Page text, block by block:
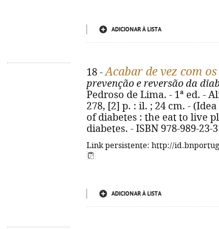
ADICIONAR À LISTA
18 -Acabar de vez com
prevenção e reversão da
Pedroso de Lima. - 1ª ed. -
278, [2] p. : il. ; 24 cm. -
of diabetes : the eat to live
diabetes. - ISBN 978-989-23-
Link persistente: http://
ADICIONAR À LISTA